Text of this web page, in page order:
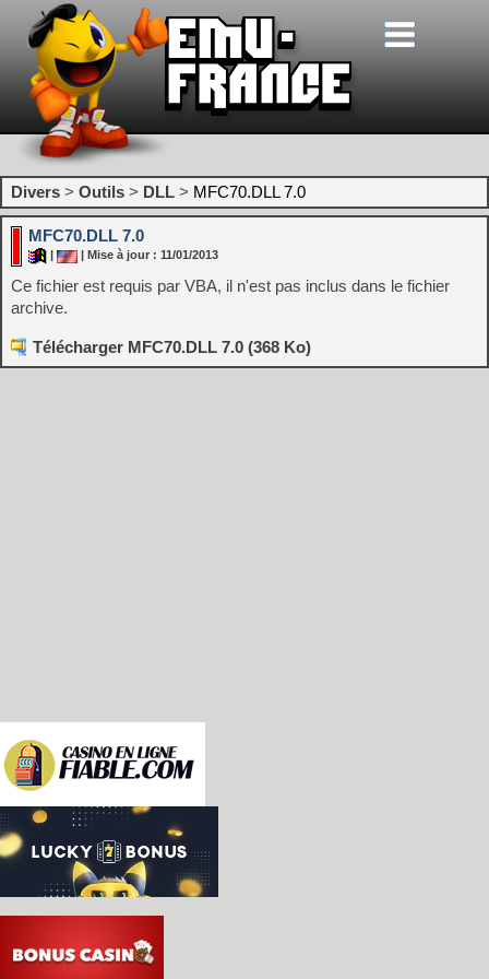
Divers > Outils > DLL > MFC70.DLL 7.0
MFC70.DLL 7.0
| Mise à jour : 11/01/2013
Ce fichier est requis par VBA, il n'est pas inclus dans le fichier
archive.
Télécharger MFC70.DLL 7.0 (368 Ko)